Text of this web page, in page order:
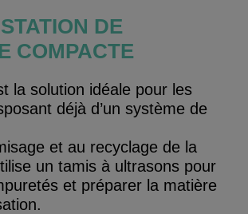
DE
COMPACTE
la solution idéale pour les
déjà d’un système de
et au recyclage de la
un tamis à ultrasons pour
et préparer la matière